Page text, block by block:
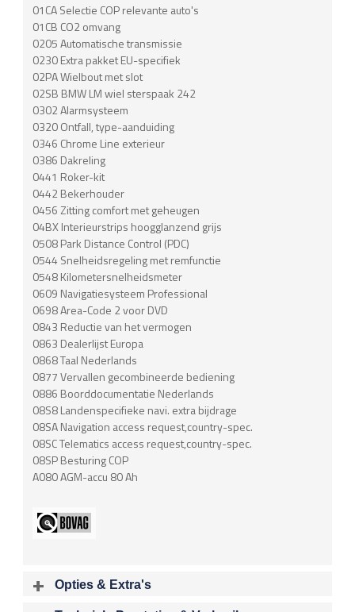
01CA Selectie COP relevante auto's
01CB CO2 omvang
0205 Automatische transmissie
0230 Extra pakket EU-specifiek
02PA Wielbout met slot
02SB BMW LM wiel sterspaak 242
0302 Alarmsysteem
0320 Ontfall, type-aanduiding
0346 Chrome Line exterieur
0386 Dakreling
0441 Roker-kit
0442 Bekerhouder
0456 Zitting comfort met geheugen
04BX Interieurstrips hoogglanzend grijs
0508 Park Distance Control (PDC)
0544 Snelheidsregeling met remfunctie
0548 Kilometersnelheidsmeter
0609 Navigatiesysteem Professional
0698 Area-Code 2 voor DVD
0843 Reductie van het vermogen
0863 Dealerlijst Europa
0868 Taal Nederlands
0877 Vervallen gecombineerde bediening
0886 Boorddocumentatie Nederlands
08S8 Landenspecifieke navi. extra bijdrage
08SA Navigation access request,country-spec.
08SC Telematics access request,country-spec.
08SP Besturing COP
A080 AGM-accu 80 Ah
Opties & Extra's